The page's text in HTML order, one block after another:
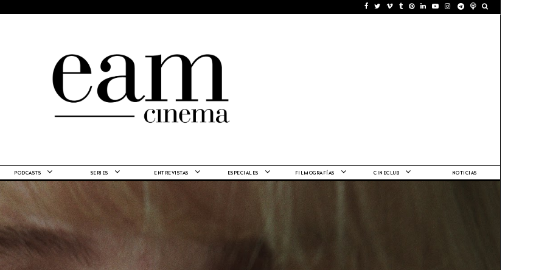
PODCASTS SERIES ENTREVISTAS ESPECIALES FILMOGRAFÍAS CINECLUB NOTICIAS